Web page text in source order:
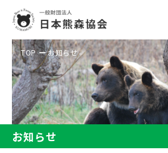
TOP お知らせ
お知らせ